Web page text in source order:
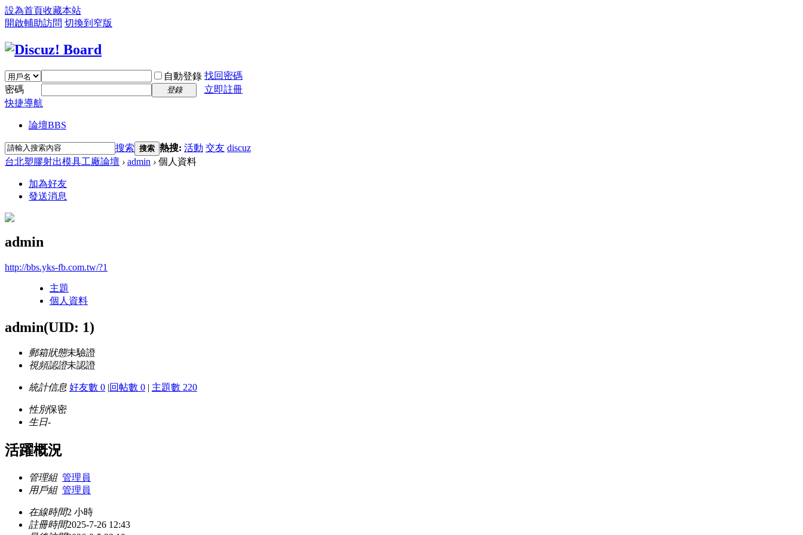
設為首頁收藏本站
開啟輔助訪問 切換到窄版
自動登錄 找回密碼
密碼
登錄
立即註冊
快捷導航
論壇BBS
搜索 搜索 熱搜: 活動 交友 discuz
台北塑膠射出模具工廠論壇 › admin › 個人資料
加為好友
發送消息
admin
http://bbs.yks-fb.com.tw/?1
主題
個人資料
admin(UID: 1)
郵箱狀態未驗證
視頻認證未認證
統計信息 好友數 0 |回帖數 0 | 主題數 220
性別保密
生日-
活躍概況
管理組 管理員
用戶組 管理員
在線時間2 小時
註冊時間2025-7-26 12:43